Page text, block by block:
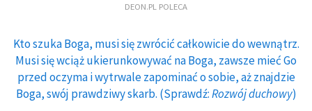
DEON.PL POLECA
Kto szuka Boga, musi się zwrócić całkowicie do wewnątrz.
Musi się wciąż ukierunkowywać na Boga, zawsze mieć Go
przed oczyma i wytrwale zapominać o sobie, aż znajdzie
Boga, swój prawdziwy skarb. (Sprawdź:Rozwój duchowy)